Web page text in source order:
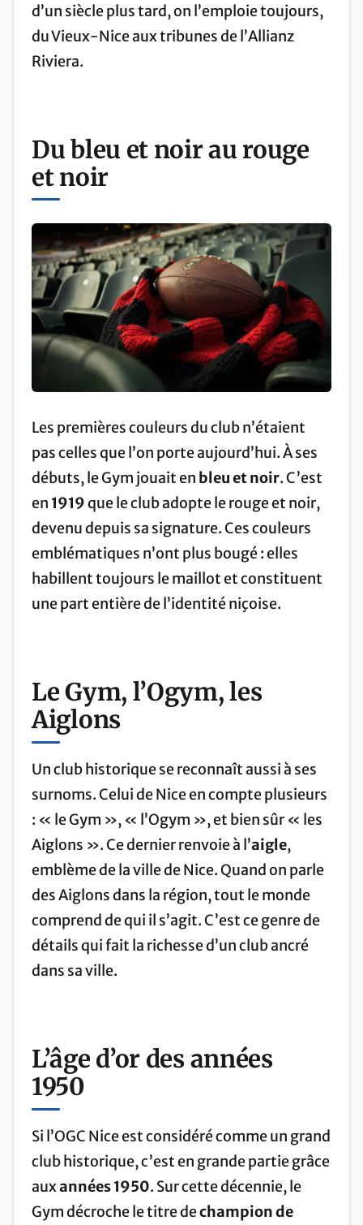
d’un siècle plus tard, on l’emploie toujours,
du Vieux-Nice aux tribunes de l’Allianz
Riviera.
Du bleu et noir au rouge
et noir
Les premières couleurs du club n’étaient
pas celles que l’on porte aujourd’hui. À ses
débuts, le Gym jouait en bleu et noir. C’est
en 1919que le club adopte le rouge et noir,
devenu depuis sa signature. Ces couleurs
emblématiques n’ont plus bougé : elles
habillent toujours le maillot et constituent
une part entière de l’identité niçoise.
Le Gym, l’Ogym, les
Aiglons
Un club historique se reconnaît aussi à ses
surnoms. Celui de Nice en compte plusieurs
: « le Gym », « l’Ogym », et bien sûr « les
Aiglons ». Ce dernier renvoie à l’aigle,
emblème de la ville de Nice. Quand on parle
des Aiglons dans la région, tout le monde
comprend de qui il s’agit. C’est ce genre de
détails qui fait la richesse d’un club ancré
dans sa ville.
L’âge d’or des années
1950
Si l’OGC Nice est considéré comme un grand
club historique, c’est en grande partie grâce
auxannées 1950. Sur cette décennie, le
Gym décroche le titre dechampion de